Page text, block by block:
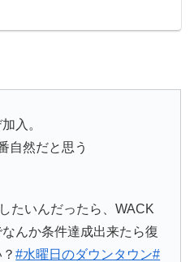
入。
自然だと思う
たいんだったら、WACK
んか条件達成出来たら復
？#水曜日のダウンタウン#